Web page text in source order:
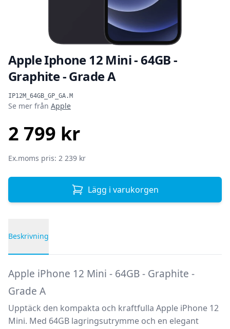
Apple Iphone 12 Mini - 64GB -
Graphite - Grade A
IP12M_64GB_GP_GA.M
Produktinformation
Se mer från Apple
2 799 kr
Ex.moms pris: 2 239 kr
Lägg i varukorgen
Beskrivning
Apple iPhone 12 Mini - 64GB - Graphite -
Grade A
Upptäck den kompakta och kraftfulla Apple iPhone 12
Mini. Med 64GB lagringsutrymme och en elegant